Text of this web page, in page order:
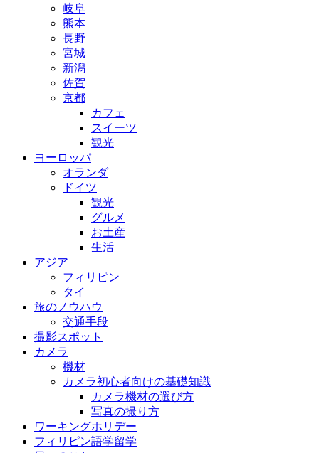
岐阜
熊本
長野
宮城
新潟
佐賀
京都
カフェ
スイーツ
観光
ヨーロッパ
オランダ
ドイツ
観光
グルメ
お土産
生活
アジア
フィリピン
タイ
旅のノウハウ
交通手段
撮影スポット
カメラ
機材
カメラ初心者向けの基礎知識
カメラ機材の選び方
写真の撮り方
ワーキングホリデー
フィリピン語学留学